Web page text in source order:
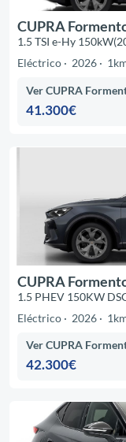
CUPRA
1.5 TSI e-Hy
Eléctrico
2026
Ver CUPRA
41.300€
CUPRA
1.5 PHEV 150KW
Eléctrico
2026
Ver CUPRA
42.300€